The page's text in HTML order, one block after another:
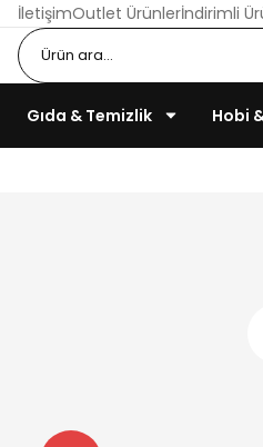
İletişimOutlet Ürünlerİndirimli
Gıda & Temizlik Hobi